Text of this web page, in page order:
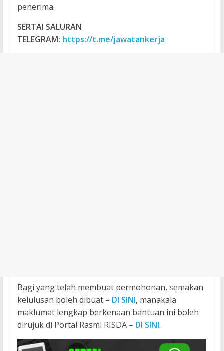
penerima.
SERTAI SALURAN
TELEGRAM: https://t.me/jawatankerja
Bagi yang telah membuat permohonan, semakan
kelulusan boleh dibuat – DI SINI, manakala
maklumat lengkap berkenaan bantuan ini boleh
dirujuk di Portal Rasmi RISDA – DI SINI.